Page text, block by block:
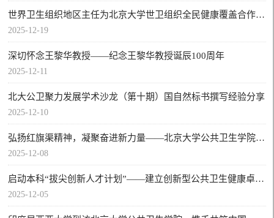
世界卫生组织地区主任为北京大学世卫组织全民健康覆盖合作中心揭牌
2025-12-19
深切怀念王黎华教授——纪念王黎华教授诞辰100周年
2025-12-11
北大公卫聚力发展学术沙龙（第十期）国自然标书撰写经验分享
2025-12-10
弘扬红旗渠精神，凝聚奋进新力量——北京大学公共卫生学院社会医学与健康教育系教工支部开展主题党日活动
2025-12-08
启动本科“拔尖创新人才计划”——建立创新型公共卫生健康卓越人才培养范式
2025-12-05